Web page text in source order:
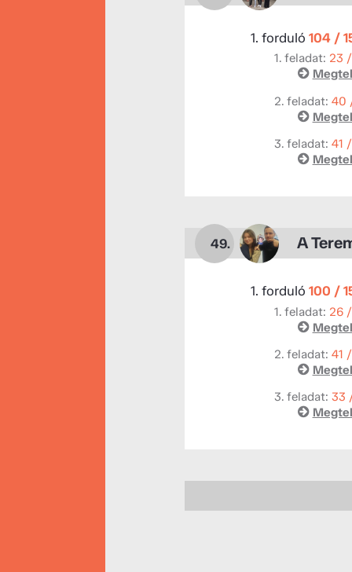
1. forduló 104 /
1. feladat: 23
2. feladat: 40
3. feladat: 41
49. A
1. forduló 100 /
1. feladat: 26
2. feladat: 41
3. feladat: 33